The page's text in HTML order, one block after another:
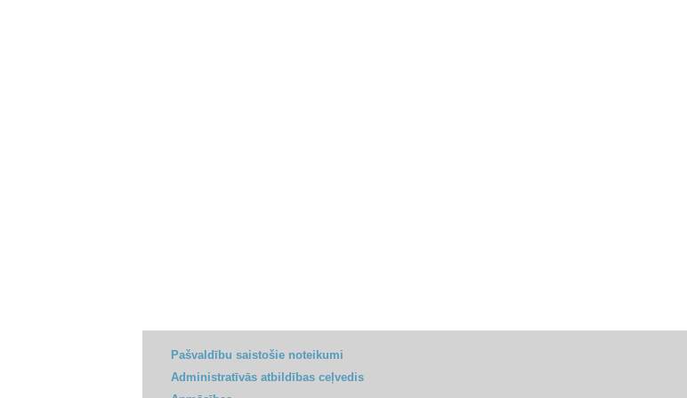
Pašvaldību saistošie noteikumi
Administratīvās atbildības ceļvedis